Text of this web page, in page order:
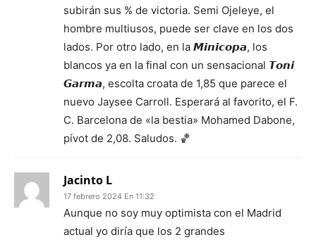
subirán sus % de victoria. Semi Ojeleye, el
hombre multiusos, puede ser clave en los dos
lados. Por otro lado, en la 𝙈𝙞𝙣𝙞𝙘𝙤𝙥𝙖, los
blancos ya en la final con un sensacional 𝙏𝙤𝙣𝙞
𝙂𝙖𝙧𝙢𝙖, escolta croata de 1,85 que parece el
nuevo Jaysee Carroll. Esperará al favorito, el F.
C. Barcelona de «la bestia» Mohamed Dabone,
pívot de 2,08. Saludos. 🏀
Jacinto L
17 febrero 2024 En 11:32
Aunque no soy muy optimista con el Madrid
actual yo diría que los 2 grandes